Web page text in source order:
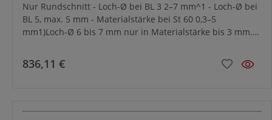
Nur Rundschnitt - Loch-Ø bei BL 3 2–7 mm^1 - Loch-Ø bei
BL 5, max. 5 mm - Materialstärke bei St 60 0,3–5
mm1)Loch-Ø 6 bis 7 mm nur in Materialstärke bis 3 mm.
bestellensiehe Tabelle unten Zubehör - siehe Kapitel
Zubehör
836,11 €